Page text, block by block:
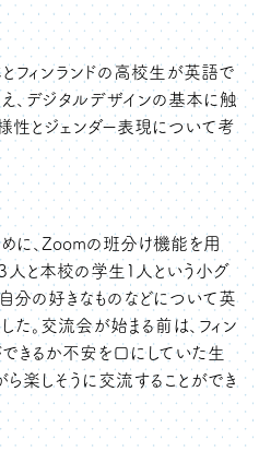
フィンランドの高校生が英語で
、デジタルデザインの基本に触
性とジェンダー表現について考
に、Zoomの班分け機能を用
人と本校の学生1人という小グ
分の好きなものなどについて英
た。交流会が始まる前は、フィン
できるか不安を口にしていた生
楽しそうに交流することができ